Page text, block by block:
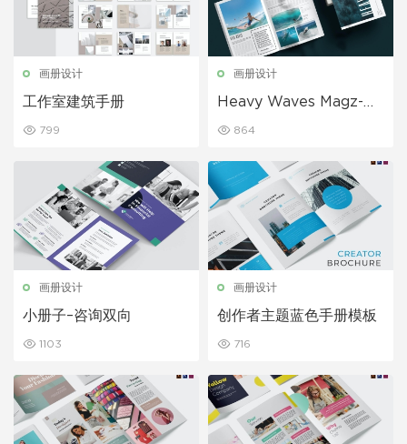
画册设计
工作室建筑手册
799
画册设计
Heavy Waves Magz-杂
864
画册设计
小册子–咨询双向
1103
画册设计
创作者主题蓝色手册模板
716